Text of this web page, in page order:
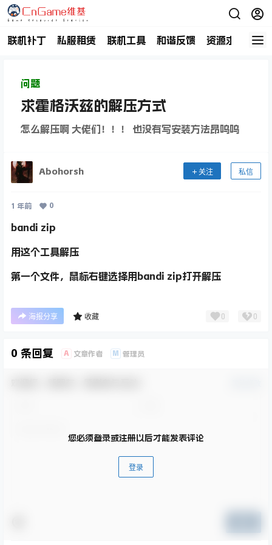
联机补丁 私服租赁 联机工具 和谐反馈 资源求助 商
问题
求霍格沃兹的解压方式
怎么解压啊 大佬们！！！ 也没有写安装方法昂呜呜
Abohorsh 关注 私信
1 年前 0
bandi zip
用这个工具解压
第一个文件，鼠标右键选择用bandi zip打开解压
海报分享 收藏 0 0
0 条回复 A 文章作者 M 管理员
您必须登录或注册以后才能发表评论
登录